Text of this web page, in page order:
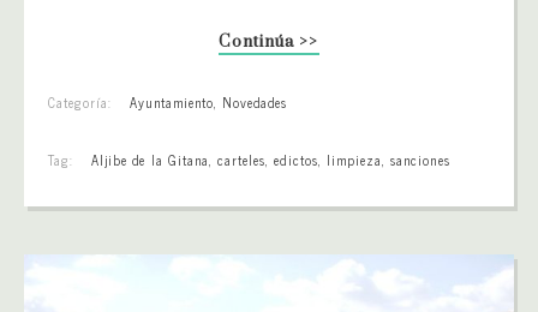
Continúa >>
Categoría: Ayuntamiento, Novedades
Tag: Aljibe de la Gitana,carteles,edictos, limpieza,sanciones